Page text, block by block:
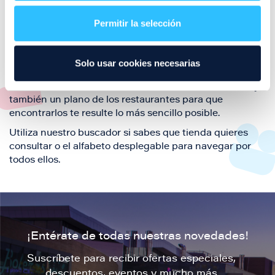
Permitir la selección
Solo usar cookies necesarias
también de nuestra oferta de ocio y shopping durante
tu visita.
El este directorio de restaurantes de Puerto Venecia
también un plano de los restaurantes para que
encontrarlos te resulte lo más sencillo posible.
Utiliza nuestro buscador si sabes que tienda quieres
consultar o el alfabeto desplegable para navegar por
todos ellos.
¡Entérate de todas nuestras novedades!
Suscríbete para recibir ofertas especiales,